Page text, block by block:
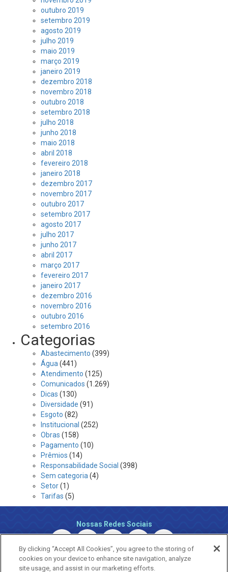
outubro 2019
setembro 2019
agosto 2019
julho 2019
maio 2019
março 2019
janeiro 2019
dezembro 2018
novembro 2018
outubro 2018
setembro 2018
julho 2018
junho 2018
maio 2018
abril 2018
fevereiro 2018
janeiro 2018
dezembro 2017
novembro 2017
outubro 2017
setembro 2017
agosto 2017
julho 2017
junho 2017
abril 2017
março 2017
fevereiro 2017
janeiro 2017
dezembro 2016
novembro 2016
outubro 2016
setembro 2016
Categorias
Abastecimento (399)
Água (441)
Atendimento (125)
Comunicados (1.269)
Dicas (130)
Diversidade (91)
Esgoto (82)
Institucional (252)
Obras (158)
Pagamento (10)
Prêmios (14)
Responsabilidade Social (398)
Sem categoria (4)
Setor(1)
Tarifas (5)
Nossas Redes Sociais
By clicking “Accept All Cookies”, you agree to the storing of
cookies on your device to enhance site navigation, analyze
site usage, and assist in our marketing efforts.